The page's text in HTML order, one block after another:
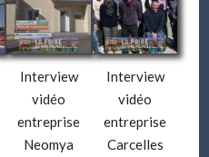
Interview
vidéo
entreprise
Neomya
Interview
vidéo
entreprise
Carcelles